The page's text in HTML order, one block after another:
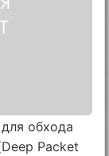
обхода
Packet